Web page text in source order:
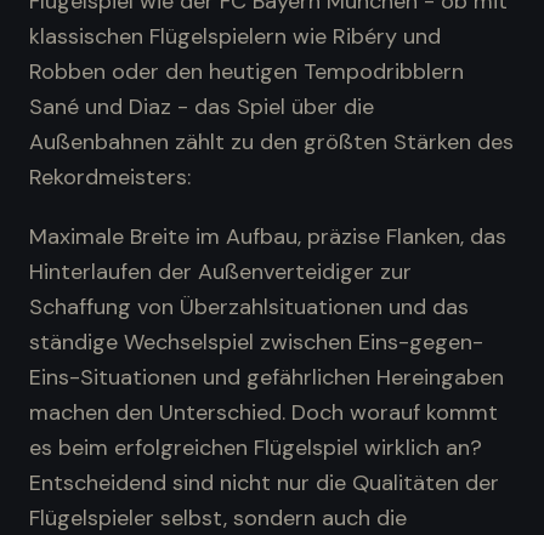
klassischen Flügelspielern wie Ribéry und
Robben oder den heutigen Tempodribblern
Sané und Diaz - das Spiel über die
Außenbahnen zählt zu den größten Stärken des
Rekordmeisters:
Maximale Breite im Aufbau, präzise Flanken, das
Hinterlaufen der Außenverteidiger zur
Schaffung von Überzahlsituationen und das
ständige Wechselspiel zwischen Eins-gegen-
Eins-Situationen und gefährlichen Hereingaben
machen den Unterschied. Doch worauf kommt
es beim erfolgreichen Flügelspiel wirklich an?
Entscheidend sind nicht nur die Qualitäten der
Flügelspieler selbst, sondern auch die